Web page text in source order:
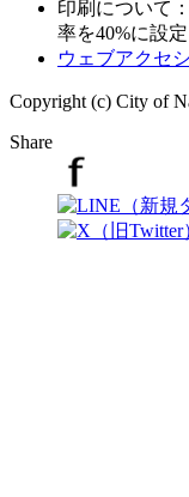
印刷について
率を40%に設
ウェブアクセ
Copyright (c) City of
Share